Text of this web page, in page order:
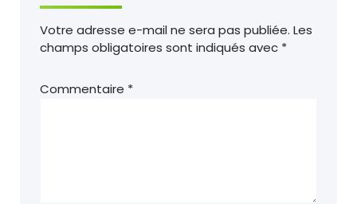
Votre adresse e-mail ne sera pas publiée. Les
champs obligatoires sont indiqués avec *
Commentaire *